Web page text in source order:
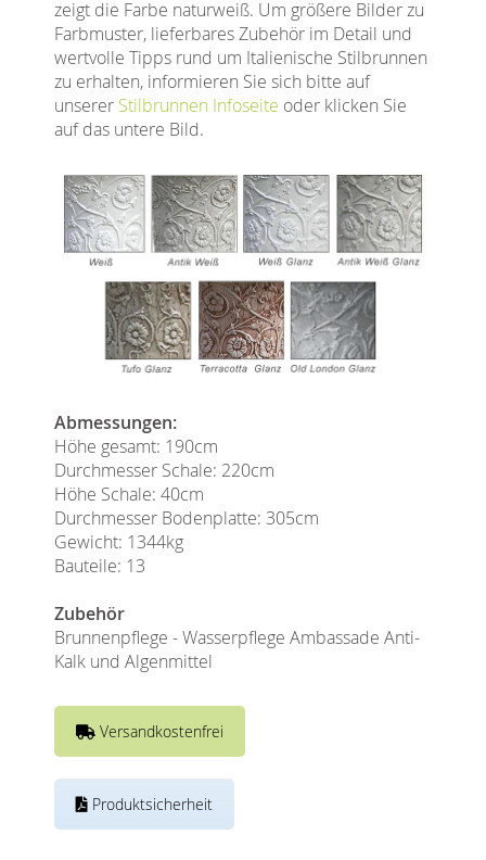
zeigt die Farbe naturweiß. Um größere Bilder zu
Farbmuster, lieferbares Zubehör im Detail und
wertvolle Tipps rund um Italienische Stilbrunnen
zu erhalten, informieren Sie sich bitte auf
unserer Stilbrunnen Infoseite oder klicken Sie
auf das untere Bild.
Abmessungen:
Höhe gesamt: 190cm
Durchmesser Schale: 220cm
Höhe Schale: 40cm
Durchmesser Bodenplatte: 305cm
Gewicht: 1344kg
Bauteile: 13
Zubehör
Brunnenpflege - Wasserpflege Ambassade Anti-
Kalk und Algenmittel
Versandkostenfrei
Produktsicherheit